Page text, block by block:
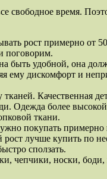
время.
рост примерно от
поговорим.
удобной, она
ему дискомфорт и
Качественная
Одежда более
ткани.
покупать
лучше купить по
сползать.
носки,